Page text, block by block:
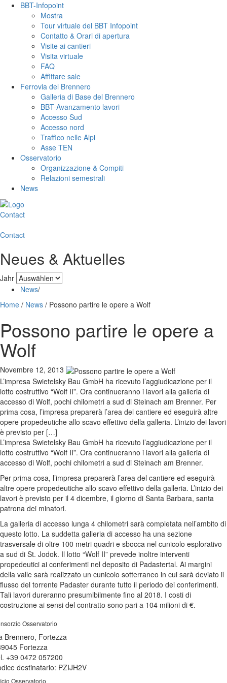
BBT-Infopoint
Mostra
Tour virtuale del BBT Infopoint
Contatto & Orari di apertura
Visite ai cantieri
Visita virtuale
FAQ
Affittare sale
Ferrovia del Brennero
Galleria di Base del Brennero
BBT-Avanzamento lavori
Accesso Sud
Accesso nord
Traffico nelle Alpi
Asse TEN
Osservatorio
Organizzazione & Compiti
Relazioni semestrali
News
Contact
Contact
Neues & Aktuelles
Jahr
News/
Home / News / Possono partire le opere a Wolf
Possono partire le opere a
Wolf
Novembre 12, 2013
L’impresa Swietelsky Bau GmbH ha ricevuto l’aggiudicazione per il
lotto costruttivo “Wolf II”. Ora continueranno i lavori alla galleria di
accesso di Wolf, pochi chilometri a sud di Steinach am Brenner. Per
prima cosa, l’impresa preparerà l’area del cantiere ed eseguirà altre
opere propedeutiche allo scavo effettivo della galleria. L’inizio dei lavori
è previsto per […]
L’impresa Swietelsky Bau GmbH ha ricevuto l’aggiudicazione per il
lotto costruttivo “Wolf II”. Ora continueranno i lavori alla galleria di
accesso di Wolf, pochi chilometri a sud di Steinach am Brenner.
Per prima cosa, l’impresa preparerà l’area del cantiere ed eseguirà
altre opere propedeutiche allo scavo effettivo della galleria. L’inizio dei
lavori è previsto per il 4 dicembre, il giorno di Santa Barbara, santa
patrona dei minatori.
La galleria di accesso lunga 4 chilometri sarà completata nell’ambito di
questo lotto. La suddetta galleria di accesso ha una sezione
trasversale di oltre 100 metri quadri e sbocca nel cunicolo esplorativo
a sud di St. Jodok. Il lotto “Wolf II” prevede inoltre interventi
propedeutici ai conferimenti nel deposito di Padastertal. Ai margini
della valle sarà realizzato un cunicolo sotterraneo in cui sarà deviato il
flusso del torrente Padaster durante tutto il periodo dei conferimenti.
Tali lavori dureranno presumibilmente fino al 2018. I costi di
costruzione ai sensi del contratto sono pari a 104 milioni di €.
Osservatorio
Brennero, Fortezza
Fortezza
+39 0472 057200
destinatario: PZIJH2V
Osservatorio